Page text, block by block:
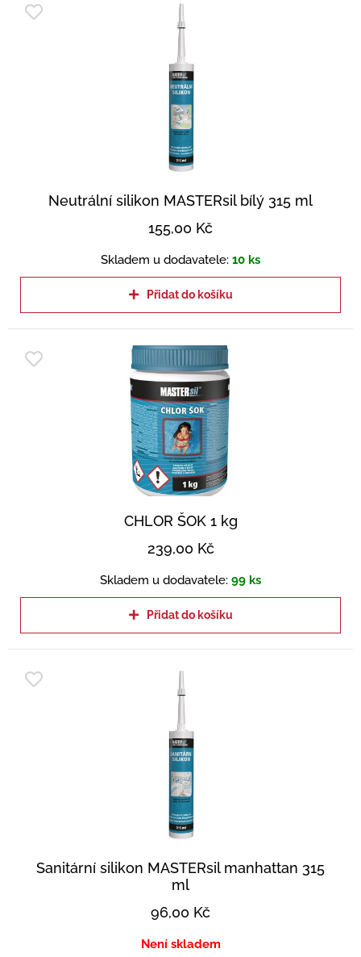
Neutrální silikon MASTERsil bílý 315 ml
155,00 Kč
Skladem u dodavatele: 10 ks
Přidat do košíku
CHLOR ŠOK 1 kg
239,00 Kč
Skladem u dodavatele: 99 ks
Přidat do košíku
Sanitární silikon MASTERsil manhattan 315
ml
96,00 Kč
Není skladem